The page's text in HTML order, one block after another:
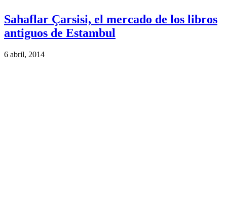
Sahaflar Çarsisi, el mercado de los libros
antiguos de Estambul
6 abril, 2014